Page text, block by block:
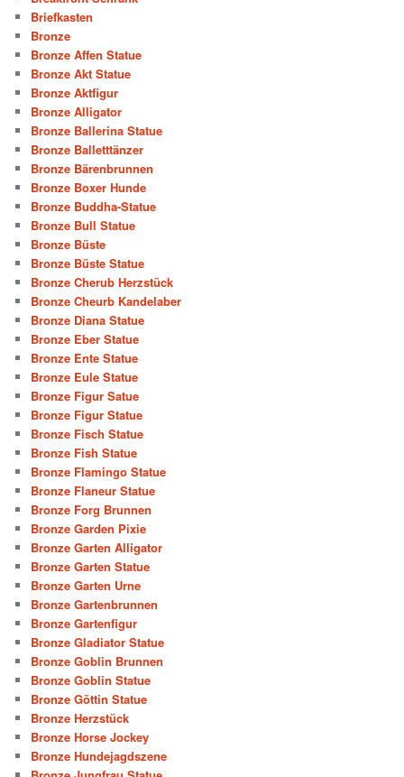
Briefkasten
Bronze
Bronze Affen Statue
Bronze Akt Statue
Bronze Aktfigur
Bronze Alligator
Bronze Ballerina Statue
Bronze Balletttänzer
Bronze Bärenbrunnen
Bronze Boxer Hunde
Bronze Buddha-Statue
Bronze Bull Statue
Bronze Büste
Bronze Büste Statue
Bronze Cherub Herzstück
Bronze Cheurb Kandelaber
Bronze Diana Statue
Bronze Eber Statue
Bronze Ente Statue
Bronze Eule Statue
Bronze Figur Satue
Bronze Figur Statue
Bronze Fisch Statue
Bronze Fish Statue
Bronze Flamingo Statue
Bronze Flaneur Statue
Bronze Forg Brunnen
Bronze Garden Pixie
Bronze Garten Alligator
Bronze Garten Statue
Bronze Garten Urne
Bronze Gartenbrunnen
Bronze Gartenfigur
Bronze Gladiator Statue
Bronze Goblin Brunnen
Bronze Goblin Statue
Bronze Göttin Statue
Bronze Herzstück
Bronze Horse Jockey
Bronze Hundejagdszene